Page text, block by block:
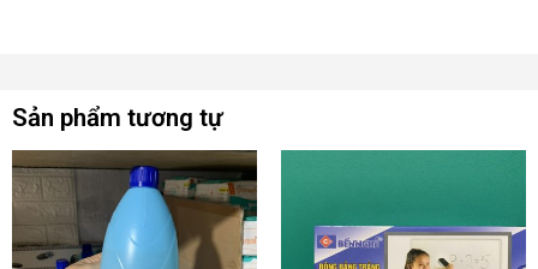
Sản phẩm tương tự